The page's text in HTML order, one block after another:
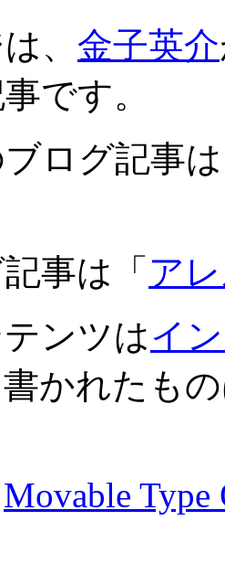
、 金子英介
です。
ログ記事
事は「 ア
ンツはイ
かれたも
Movable Type